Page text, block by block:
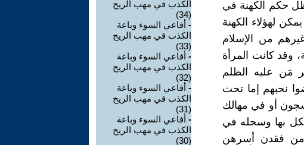
ظل حكم الكهنة في
لهؤلاء الكهنة
من الإسلام
وقد كانت المرأة
مَن عليه الظلم
نحبهم إما تحت
أو في مهالك
بها وسجله في
من فقدن أسرهن
الكذب في مهب الريح
(34)
- أفاعي السوء وباعة
الكذب في مهب الريح
(33)
- أفاعي السوء وباعة
الكذب في مهب الريح
(32)
- أفاعي السوء وباعة
الكذب في مهب الريح
(31)
- أفاعي السوء وباعة
الكذب في مهب الريح
(30)